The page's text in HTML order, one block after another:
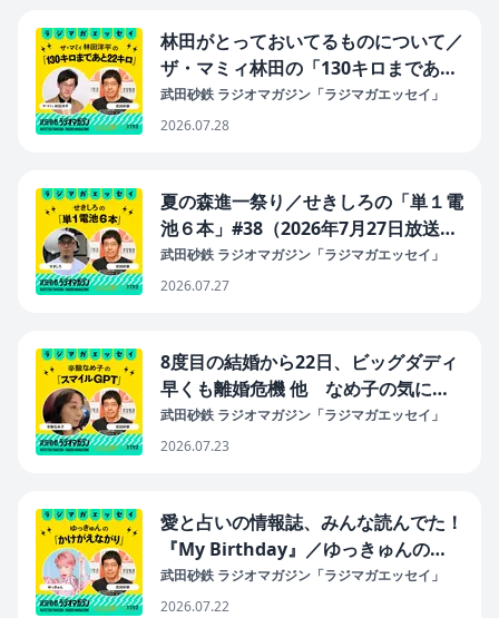
林田がとっておいてるものについて／
ザ・マミィ林田の「130キロまであと
22キロ」#42（2026年7月28日放送
分）
武田砂鉄 ラジオマガジン「ラジマガエッセイ」
2026.07.28
夏の森進一祭り／せきしろの「単１電
池６本」#38（2026年7月27日放送
分）
武田砂鉄 ラジオマガジン「ラジマガエッセイ」
2026.07.27
8度目の結婚から22日、ビッグダディ
早くも離婚危機 他 なめ子の気にな
るニュース／辛酸なめ子の「スマイル
GPT」#42（2026年7月23日放送分）
武田砂鉄 ラジオマガジン「ラジマガエッセイ」
2026.07.23
愛と占いの情報誌、みんな読んでた！
『My Birthday』／ゆっきゅんの
「かけがえながり」#41（2026年7月
22日放送分）
武田砂鉄 ラジオマガジン「ラジマガエッセイ」
2026.07.22